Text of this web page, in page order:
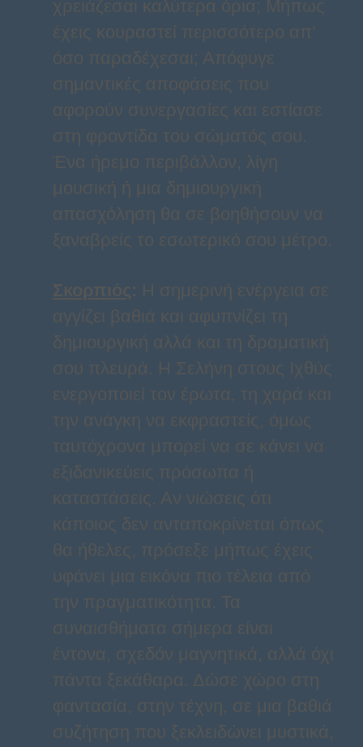
χρειάζεσαι καλύτερα όρια; Μήπως
έχεις κουραστεί περισσότερο απ’
όσο παραδέχεσαι; Απόφυγε
σημαντικές αποφάσεις που
αφορούν συνεργασίες και εστίασε
στη φροντίδα του σώματός σου.
Ένα ήρεμο περιβάλλον, λίγη
μουσική ή μια δημιουργική
απασχόληση θα σε βοηθήσουν να
ξαναβρείς το εσωτερικό σου μέτρο.
Σκορπιός: Η σημερινή ενέργεια σε
αγγίζει βαθιά και αφυπνίζει τη
δημιουργική αλλά και τη δραματική
σου πλευρά. Η Σελήνη στους Ιχθύς
ενεργοποιεί τον έρωτα, τη χαρά και
την ανάγκη να εκφραστείς, όμως
ταυτόχρονα μπορεί να σε κάνει να
εξιδανικεύεις πρόσωπα ή
καταστάσεις. Αν νιώσεις ότι
κάποιος δεν ανταποκρίνεται όπως
θα ήθελες, πρόσεξε μήπως έχεις
υφάνει μια εικόνα πιο τέλεια από
την πραγματικότητα. Τα
συναισθήματα σήμερα είναι
έντονα, σχεδόν μαγνητικά, αλλά όχι
πάντα ξεκάθαρα. Δώσε χώρο στη
φαντασία, στην τέχνη, σε μια βαθιά
συζήτηση που ξεκλειδώνει μυστικά,